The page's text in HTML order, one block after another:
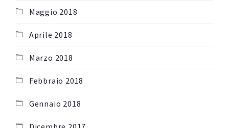
Maggio 2018
Aprile 2018
Marzo 2018
Febbraio 2018
Gennaio 2018